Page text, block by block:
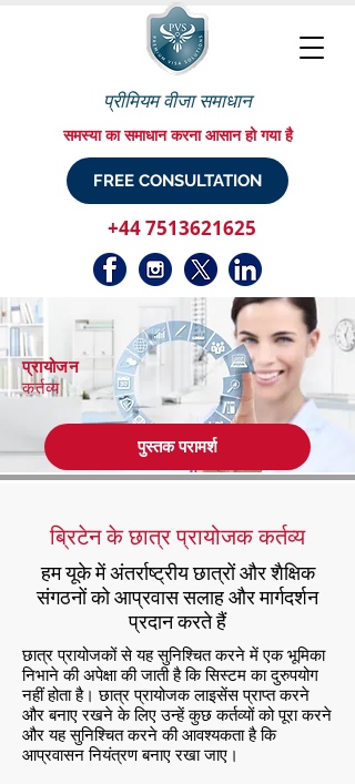
प्रीमियम वीजा समाधान
+44 7513621625
समस्या का समाधान करना आसान हो गया है
FREE CONSULTATION
प्रायोजन
कर्तव्य
पुस्तक परामर्श
ब्रिटेन के छात्र प्रायोजक कर्तव्य
हम यूके में अंतर्राष्ट्रीय छात्रों और शैक्षिक
संगठनों को आप्रवास सलाह और मार्गदर्शन
प्रदान करते हैं
छात्र प्रायोजकों से यह सुनिश्चित करने में एक भूमिका
निभाने की अपेक्षा की जाती है कि सिस्टम का दुरुपयोग
नहीं होता है। छात्र प्रायोजक लाइसेंस प्राप्त करने
और बनाए रखने के लिए उन्हें कुछ कर्तव्यों को पूरा करने
और यह सुनिश्चित करने की आवश्यकता है कि
आप्रवासन नियंत्रण बनाए रखा जाए।